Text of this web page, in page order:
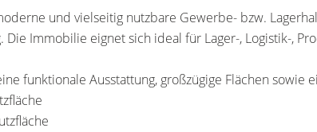
und vielseitig nutzbare Gewerbe- bzw.
Die Immobilie eignet sich ideal für Lager-, Logistik-,
funktionale Ausstattung, großzügige Flächen sowie